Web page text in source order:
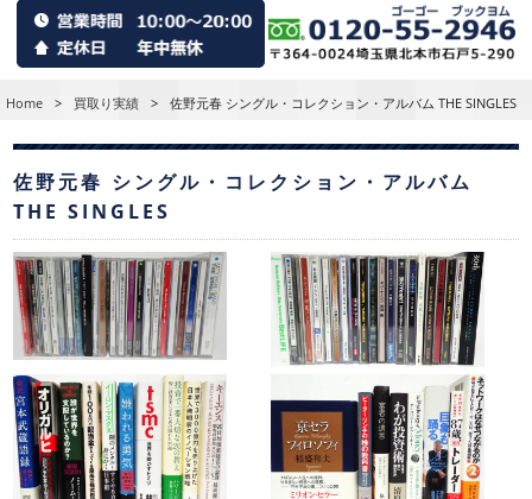
Home > 買取り実績 > 佐野元春 シングル・コレクション・アルバム THE SINGLES
佐野元春 シングル・コレクション・アルバム
THE SINGLES